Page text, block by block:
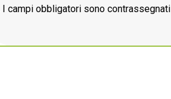
I campi obbligatori sono contrassegnati